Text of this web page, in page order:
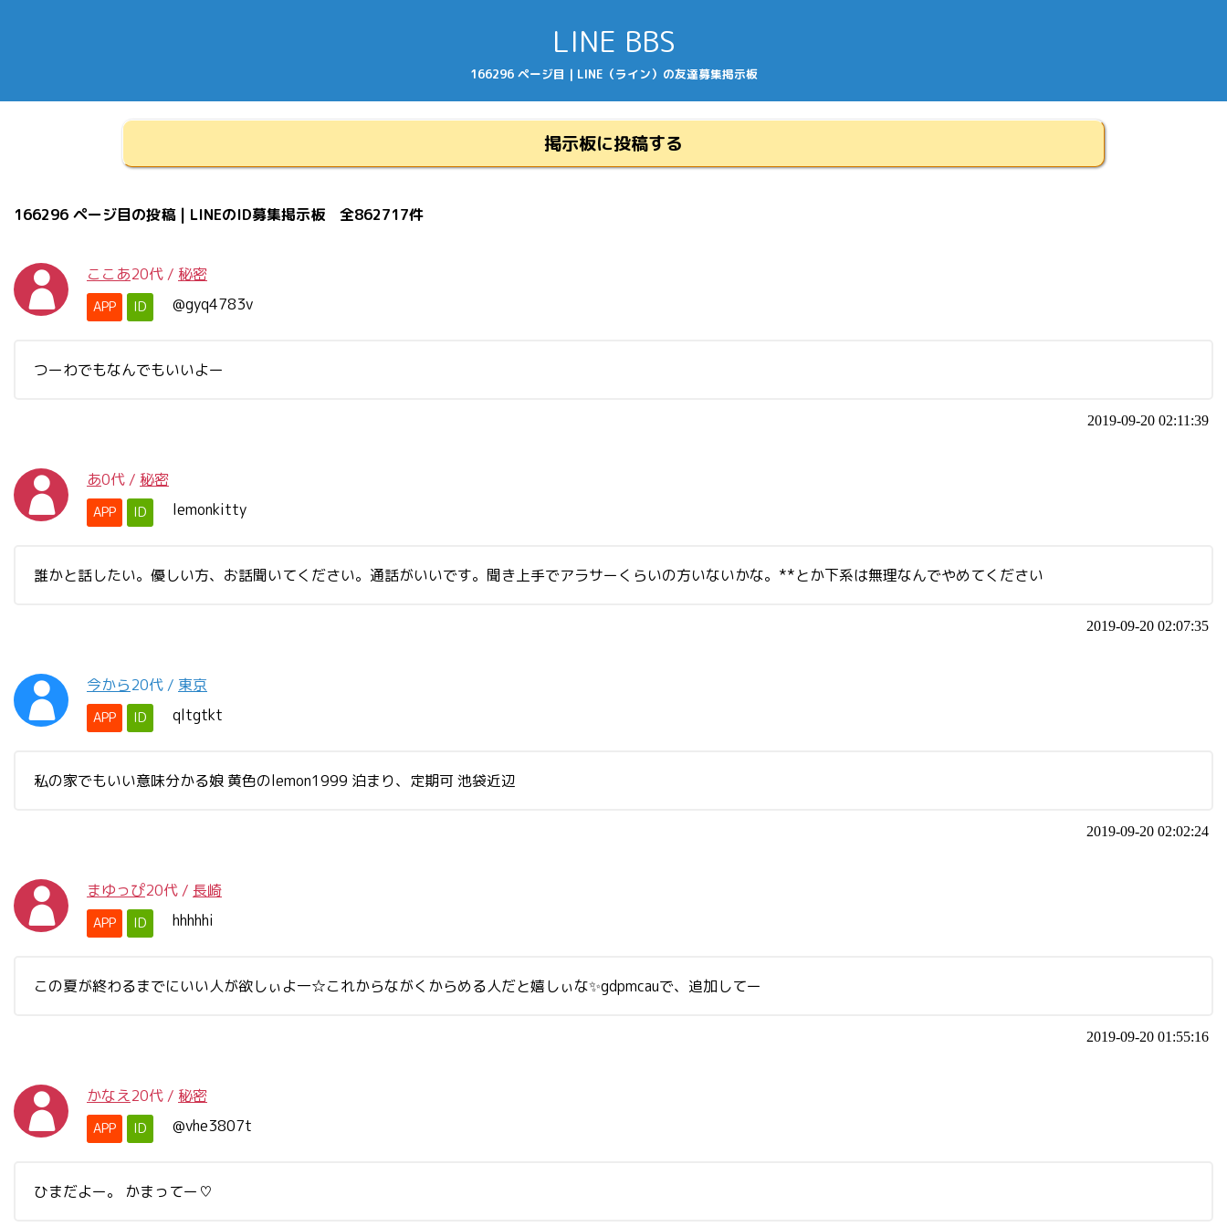
LINE BBS
166296 ページ目 | LINE（ライン）の友達募集掲示板
掲示板に投稿する
166296 ページ目の投稿 | LINEのID募集掲示板 全862717件
ここあ20代 / 秘密
APP ID @gyq4783v
つーわでもなんでもいいよー
2019-09-20 02:11:39
あ0代 / 秘密
APP ID lemonkitty
誰かと話したい。優しい方、お話聞いてください。通話がいいです。聞き上手でアラサーくらいの方いないかな。**とか下系は無理なんでやめてください
2019-09-20 02:07:35
今から20代 / 東京
APP ID qltgtkt
私の家でもいい意味分かる娘 黄色のlemon1999 泊まり、定期可 池袋近辺
2019-09-20 02:02:24
まゆっぴ20代 / 長崎
APP ID hhhhhi
この夏が終わるまでにいい人が欲しぃよ一☆これからながくからめる人だと嬉しぃな✨gdpmcauで、追加してー
2019-09-20 01:55:16
かなえ20代 / 秘密
APP ID @vhe3807t
ひまだよー。 かまってー♡